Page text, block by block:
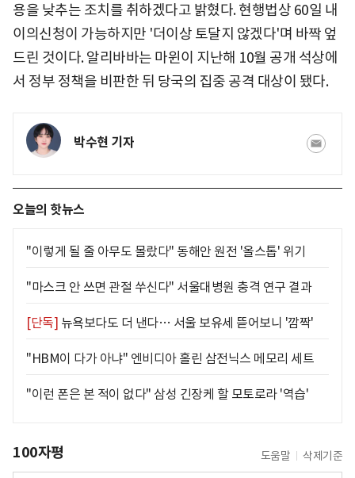
용을 낮추는 조치를 취하겠다고 밝혔다. 현행법상 60일 내
이의신청이 가능하지만 '더이상 토달지 않겠다'며 바짝 엎
드린 것이다. 알리바바는 마윈이 지난해 10월 공개 석상에
서 정부 정책을 비판한 뒤 당국의 집중 공격 대상이 됐다.
박수현 기자
오늘의 핫뉴스
"이렇게 될 줄 아무도 몰랐다" 동해안 원전 '올스톱' 위기
"마스크 안 쓰면 관절 쑤신다" 서울대병원 충격 연구 결과
[단독] 뉴욕보다도 더 낸다… 서울 보유세 뜯어보니 '깜짝'
"HBM이 다가 아냐" 엔비디아 홀린 삼전닉스 메모리 세트
"이런 폰은 본 적이 없다" 삼성 긴장케 할 모토로라 '역습'
100자평 도움말 삭제기준